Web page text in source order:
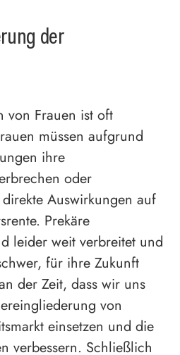
der
von Frauen ist oft
müssen aufgrund
ihre
oder
Auswirkungen auf
Prekäre
leider weit verbreitet und
für ihre Zukunft
der Zeit, dass wir uns
von
einsetzen und die
verbessern. Schließlich